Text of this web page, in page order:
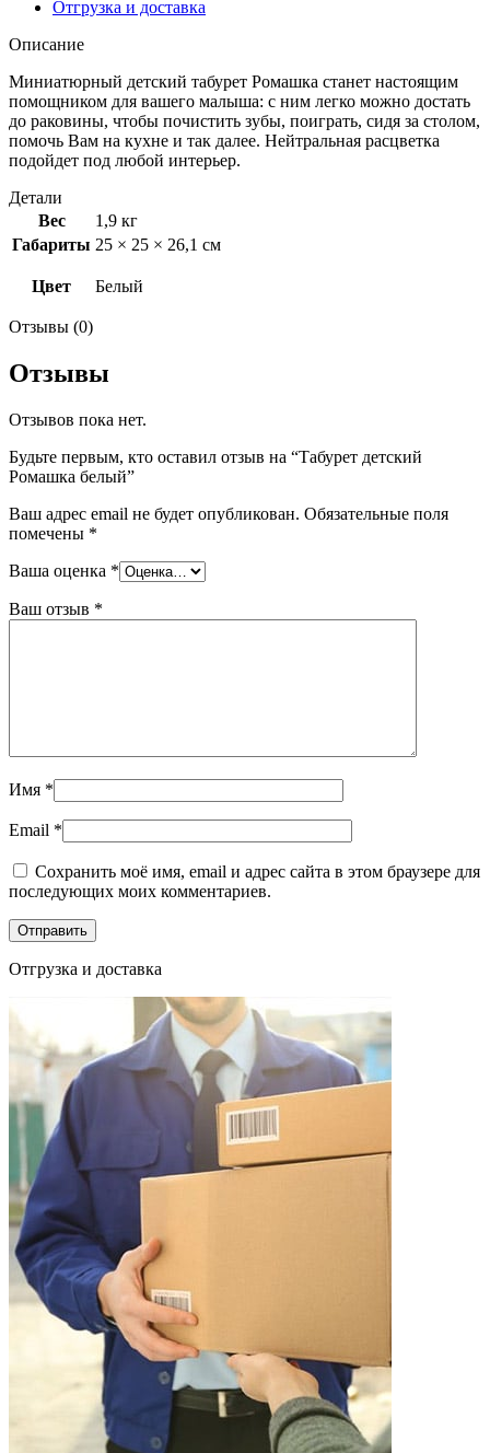
Отгрузка и доставка
Описание
Миниатюрный детский табурет Ромашка станет настоящим
помощником для вашего малыша: с ним легко можно достать
до раковины, чтобы почистить зубы, поиграть, сидя за столом,
помочь Вам на кухне и так далее. Нейтральная расцветка
подойдет под любой интерьер.
Детали
Вес
1,9 кг
Габариты 25 × 25 × 26,1 см
Цвет Белый
Отзывы (0)
Отзывы
Отзывов пока нет.
Будьте первым, кто оставил отзыв на “Табурет детский
Ромашка белый”
Ваш адрес email не будет опубликован. Обязательные поля
помечены *
Ваша оценка *
Ваш отзыв *
Имя *
Email *
Сохранить моё имя, email и адрес сайта в этом браузере для
последующих моих комментариев.
Отгрузка и доставка